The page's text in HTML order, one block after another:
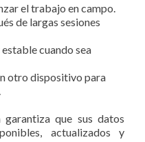
el trabajo en campo.
de largas sesiones
cuando sea
otro dispositivo para
garantiza que sus datos
actualizados y